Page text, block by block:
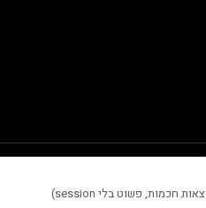
והתוכן המוצג באתר.